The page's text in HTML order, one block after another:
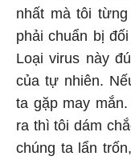
nhất mà tôi
phải chuẩn bị
Loại virus này
của tự nhiên.
ta gặp may
ra thì tôi dám
chúng ta lẩn